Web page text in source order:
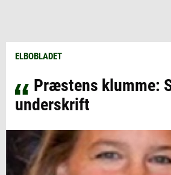
ELBOBLADET
Præstens klumme:
underskrift